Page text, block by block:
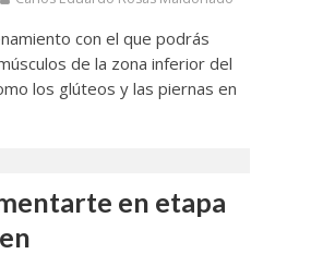
con el que podrás
de la zona inferior del
los glúteos y las piernas en
en etapa